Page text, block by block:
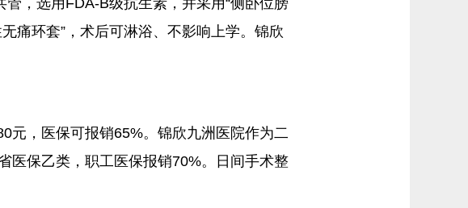
痛环套”，术后可淋浴、不影响上学。锦欣
元，医保可报销65%。锦欣九洲医院作为二
医保乙类，职工医保报销70%。日间手术整